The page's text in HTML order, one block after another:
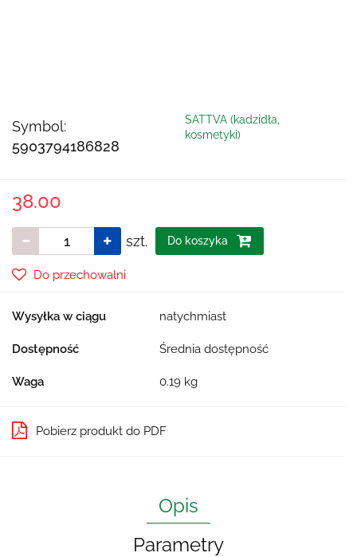
Symbol:
5903794186828
SATTVA (kadzidła,
kosmetyki)
38.00
szt. Do koszyka
Do przechowalni
Wysyłka w ciągu natychmiast
Dostępność Średnia dostępność
Waga 0.19 kg
Pobierz produkt do PDF
Opis
Parametry